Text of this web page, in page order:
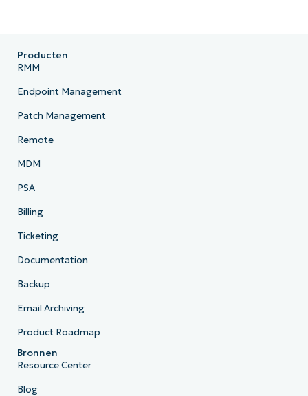
Producten
RMM
Endpoint Management
Patch Management
Remote
MDM
PSA
Billing
Ticketing
Documentation
Backup
Email Archiving
Product Roadmap
Bronnen
Resource Center
Blog